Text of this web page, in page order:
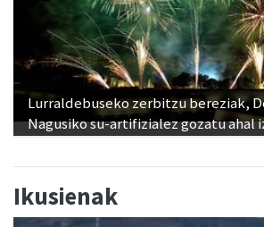
Lurraldebuseko zerbitzu bereziak,
Nagusiko su-artifizialez gozatu ahal
Ikusienak